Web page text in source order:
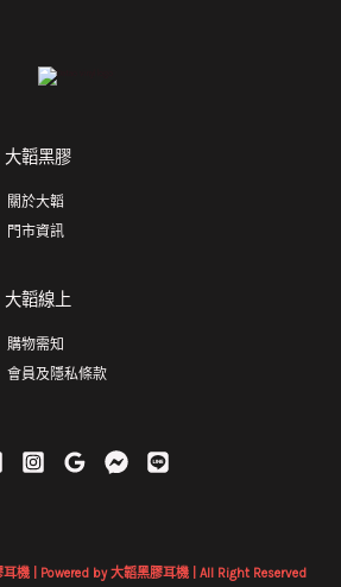
大韜黑膠
關於大韜
門市資訊
大韜線上
購物需知
會員及隱私條款
機 | Powered by 大韜黑膠耳機 | All Right Reserved